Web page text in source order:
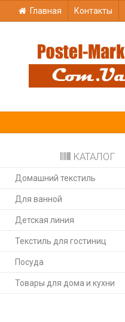
Главная Контакты
КАТАЛОГ
Домашний текстиль
Для ванной
Детская линия
Текстиль для гостиниц
Посуда
Товары для дома и кухни